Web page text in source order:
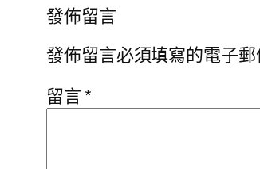
發佈留言
發佈留言必須填寫的電子郵
留言*